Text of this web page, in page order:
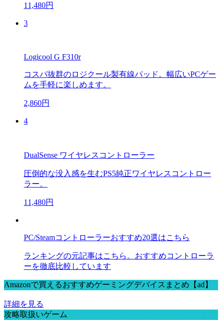
11,480円
3
Logicool G F310r
コスパ抜群のロジクール製有線パッド。幅広いPCゲー
ムを手軽に楽しめます。
2,860円
4
DualSense ワイヤレスコントローラー
圧倒的な没入感を生むPS5純正ワイヤレスコントロー
ラー。
11,480円
PC/Steamコントローラーおすすめ20選はこちら
ランキングの元記事はこちら。おすすめコントローラ
ーを徹底比較しています
Amazonで買えるおすすめゲーミングデバイスまとめ【ad】
詳細を見る
攻略取扱いゲーム